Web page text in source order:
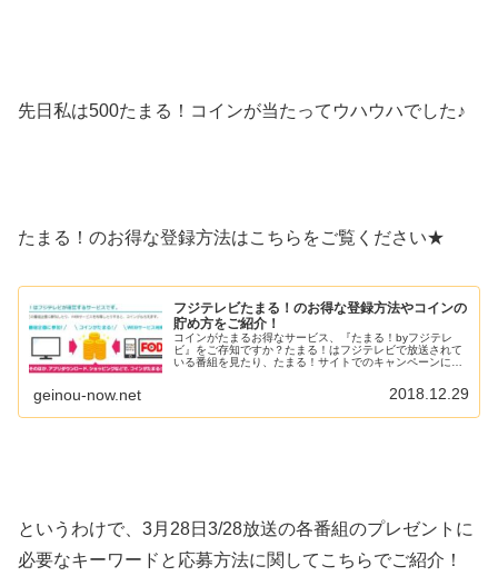
先日私は500たまる！コインが当たってウハウハでした♪
たまる！のお得な登録方法はこちらをご覧ください★
フジテレビたまる！のお得な登録方法やコインの
貯め方をご紹介！
コインがたまるお得なサービス、『たまる！byフジテレ
ビ』をご存知ですか？たまる！はフジテレビで放送されて
いる番組を見たり、たまる！サイトでのキャンペーンに参
geinou-now.net 2018.12.29
というわけで、3月28日3/28放送の各番組のプレゼントに
必要なキーワードと応募方法に関してこちらでご紹介！